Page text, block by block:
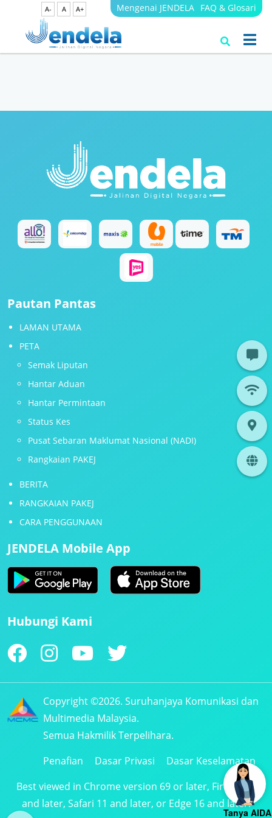
A- A A+ Mengenai JENDELA FAQ & Glosari
Search Results
Pautan Pantas
LAMAN UTAMA
PETA
Semak Liputan
Hantar Aduan
Hantar Permintaan
Status Kes
Pusat Sebaran Maklumat Nasional (NADI)
Rangkaian PAKEJ
BERITA
RANGKAIAN PAKEJ
CARA PENGGUNAAN
JENDELA Mobile App
Hubungi Kami
Copyright ©2026. Suruhanjaya Komunikasi dan
Multimedia Malaysia.
Semua Hakmilik Terpelihara.
Penafian
Dasar Privasi
Dasar Keselamatan
Best viewed in Chrome version 69 or later, Firefox 61
and later, Safari 11 and later, or Edge 16 and later.